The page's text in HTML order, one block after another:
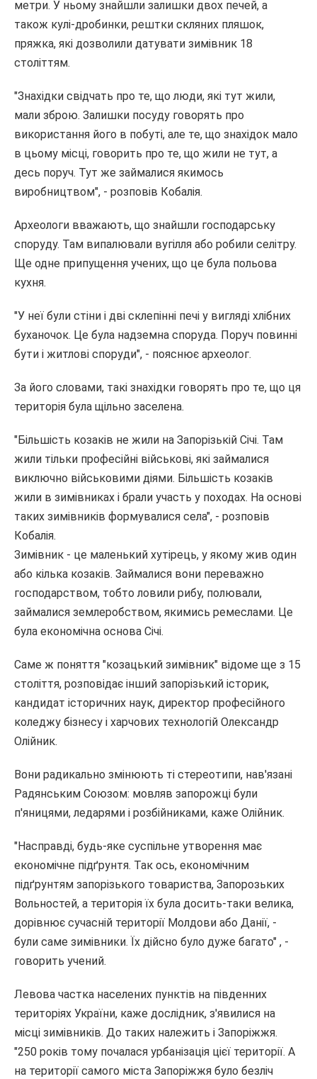
метри. У ньому знайшли залишки двох печей, а
також кулі-дробинки, рештки скляних пляшок,
пряжка, які дозволили датувати зимівник 18
століттям.
"Знахідки свідчать про те, що люди, які тут жили,
мали зброю. Залишки посуду говорять про
використання його в побуті, але те, що знахідок мало
в цьому місці, говорить про те, що жили не тут, а
десь поруч. Тут же займалися якимось
виробництвом", - розповів Кобалія.
Археологи вважають, що знайшли господарську
споруду. Там випалювали вугілля або робили селітру.
Ще одне припущення учених, що це була польова
кухня.
"У неї були стіни і дві склепінні печі у вигляді хлібних
буханочок. Це була надземна споруда. Поруч повинні
бути і житлові споруди", - пояснює археолог.
За його словами, такі знахідки говорять про те, що ця
територія була щільно заселена.
"Більшість козаків не жили на Запорізькій Січі. Там
жили тільки професійні військові, які займалися
виключно військовими діями. Більшість козаків
жили в зимівниках і брали участь у походах. На основі
таких зимівників формувалися села", - розповів
Кобалія.
Зимівник - це маленький хутірець, у якому жив один
або кілька козаків. Займалися вони переважно
господарством, тобто ловили рибу, полювали,
займалися землеробством, якимись ремеслами. Це
була економічна основа Січі.
Саме ж поняття "козацький зимівник" відоме ще з 15
століття, розповідає інший запорізький історик,
кандидат історичних наук, директор професійного
коледжу бізнесу і харчових технологій Олександр
Олійник.
Вони радикально змінюють ті стереотипи, нав'язані
Радянським Союзом: мовляв запорожці були
п'яницями, ледарями і розбійниками, каже Олійник.
"Насправді, будь-яке суспільне утворення має
економічне підґрунтя. Так ось, економічним
підґрунтям запорізького товариства, Запорозьких
Вольностей, а територія їх була досить-таки велика,
дорівнює сучасній території Молдови або Данії, -
були саме зимівники. Їх дійсно було дуже багато" , -
говорить учений.
Левова частка населених пунктів на південних
територіях України, каже дослідник, з'явилися на
місці зимівників. До таких належить і Запоріжжя.
"250 років тому почалася урбанізація цієї території. А
на території самого міста Запоріжжя було безліч